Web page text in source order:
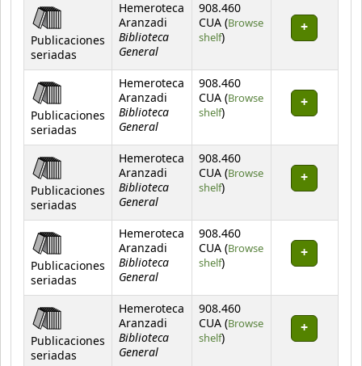
Publicaciones
seriadas
Hemeroteca
Aranzadi
Biblioteca
General
908.460
CUA (Browse
shelf(Opens below)
)
Publicaciones
seriadas
Hemeroteca
Aranzadi
Biblioteca
General
908.460
CUA (Browse
shelf(Opens below)
)
Publicaciones
seriadas
Hemeroteca
Aranzadi
Biblioteca
General
908.460
CUA (Browse
shelf(Opens below)
)
Publicaciones
seriadas
Hemeroteca
Aranzadi
Biblioteca
General
908.460
CUA (Browse
shelf(Opens below)
)
Publicaciones
seriadas
Hemeroteca
Aranzadi
Biblioteca
General
908.460
CUA (Browse
shelf(Opens below)
)